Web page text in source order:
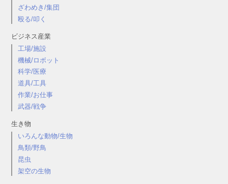
ざわめき/集団
殴る/叩く
ビジネス産業
工場/施設
機械/ロボット
科学/医療
道具/工具
作業/お仕事
武器/戦争
生き物
いろんな動物/生物
鳥類/野鳥
昆虫
架空の生物